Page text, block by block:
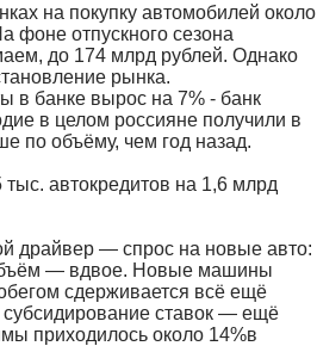
на покупку автомобилей около
фоне отпускного сезона
до 174 млрд рублей. Однако
рынка.
в банке вырос на 7% - банк
в целом россияне получили в
по объёму, чем год назад.
автокредитов на 1,6 млрд
драйвер — спрос на новые авто:
объём — вдвое. Новые машины
сдерживается всё ещё
ставок — ещё
приходилось около 14%в